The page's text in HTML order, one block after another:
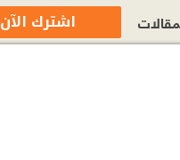
اشترك الآن